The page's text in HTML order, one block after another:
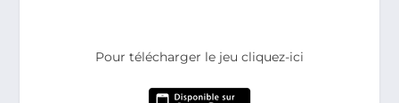
Pour télécharger le jeu cliquez-ici